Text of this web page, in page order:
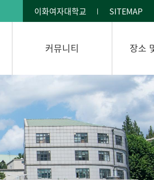
이화여자대학교 SITEMAP
커뮤니티 장소